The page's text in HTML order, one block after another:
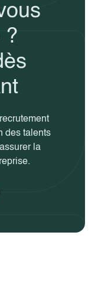
?
des talents
la